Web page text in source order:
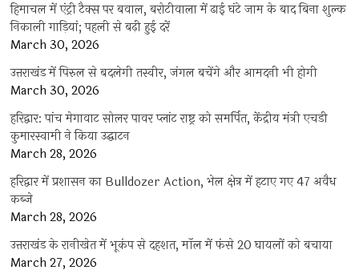
हिमाचल में एंट्री टैक्स पर बवाल, बरोटीवाला में ढाई घंटे जाम के बाद बिना शुल्क
निकाली गाड़ियां; पहली से बढ़ी हुई दरें
March 30, 2026
उत्तराखंड में पिरुल से बदलेगी तस्वीर, जंगल बचेंगे और आमदनी भी होगी
March 30, 2026
हरिद्वार: पांच मेगावाट सोलर पावर प्लांट राष्ट्र को समर्पित, केंद्रीय मंत्री एचडी
कुमारस्वामी ने किया उद्घाटन
March 28, 2026
हरिद्वार में प्रशासन का Bulldozer Action, भेल क्षेत्र में हटाए गए 47 अवैध
कब्जे
March 28, 2026
उत्तराखंड के रानीखेत में भूकंप से दहशत, मॉल में फंसे 20 घायलों को बचाया
March 27, 2026